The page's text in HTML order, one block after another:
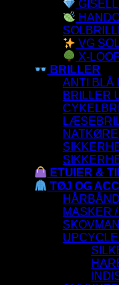
VG
X-
BRILLER
ANTI BLÅ
BRILLER
ETUIER &
TØJ OG
HÅRBÅND
MASKER